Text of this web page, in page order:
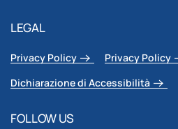
LEGAL
Privacy Policy Privacy Policy
Dichiarazione di Accessibilità
FOLLOW US